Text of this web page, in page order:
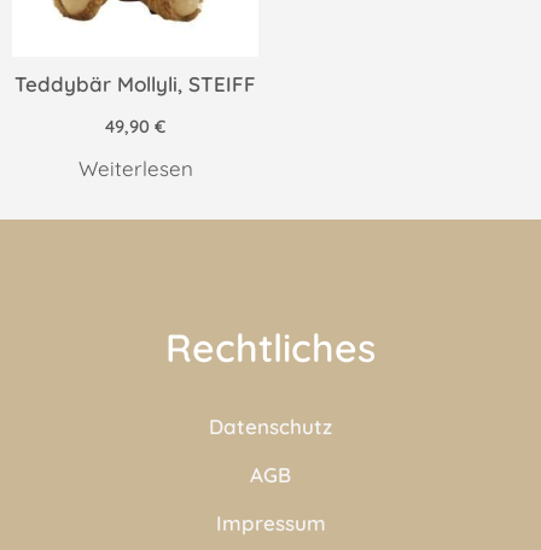
Teddybär Mollyli, STEIFF
49,90 €
Weiterlesen
Rechtliches
Datenschutz
AGB
Impressum